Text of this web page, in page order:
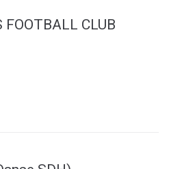
FOOTBALL CLUB